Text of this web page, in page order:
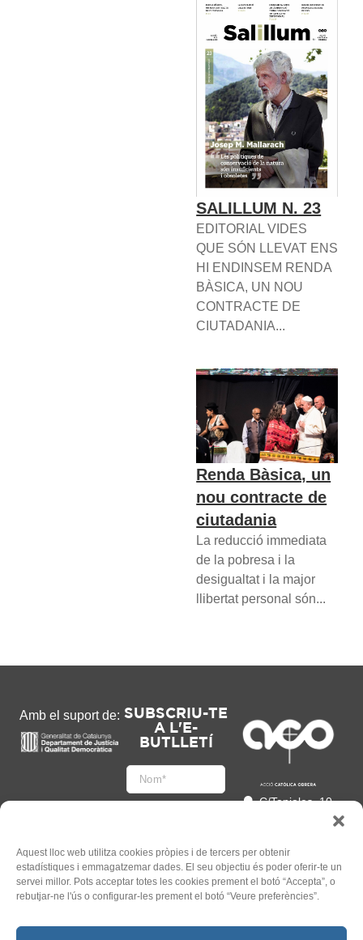
Aquest lloc web utilitza cookies pròpies i de tercers per obtenir
estadístiques i emmagatzemar dades. El seu objectiu és poder oferir-te un
servei millor. Pots acceptar totes les cookies prement el botó “Accepta”, o
rebutjar-ne l'ús o configurar-les prement el botó “Veure preferències”.
SALILLUM N. 23
EDITORIAL VIDES
QUE SÓN LLEVAT ENS
HI ENDINSEM RENDA
BÀSICA, UN NOU
CONTRACTE DE
CIUTADANIA...
Renda Bàsica, un
nou contracte de
ciutadania
La reducció immediata
de la pobresa i la
desigualtat i la major
llibertat personal són...
Amb el suport de: SUBSCRIU-TE
A L'E-
BUTLLETÍ
Accepto
l'Informació legal
C/Tapioles, 10
93 505 86 86
hola@acocat.org